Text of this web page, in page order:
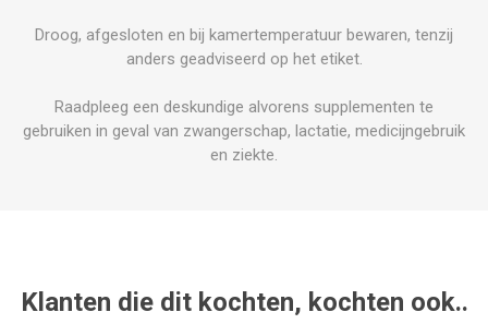
Droog, afgesloten en bij kamertemperatuur bewaren, tenzij
anders geadviseerd op het etiket.
Raadpleeg een deskundige alvorens supplementen te
gebruiken in geval van zwangerschap, lactatie, medicijngebruik
en ziekte.
Klanten die dit kochten, kochten ook..